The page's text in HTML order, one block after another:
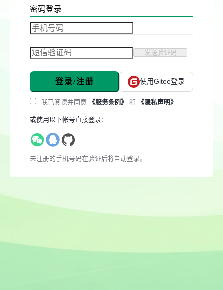
密码登录
发送验证码
登录/注册 使用Gitee登录
我已阅读并同意 《服务条例》 和 《隐私声明》
或使用以下帐号直接登录:
未注册的手机号码在验证后将自动登录。